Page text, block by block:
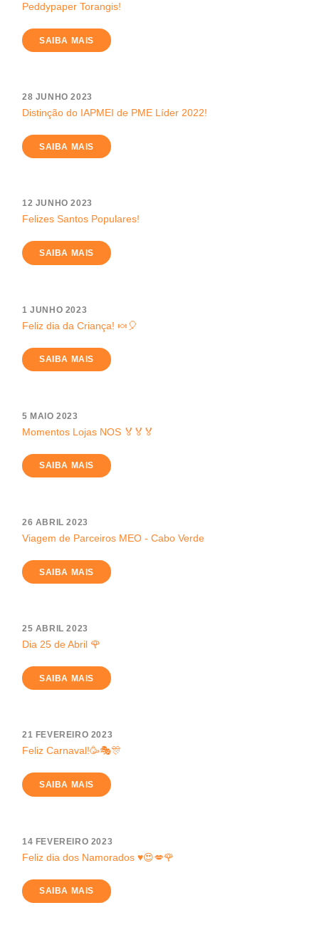
Peddypaper Torangis!
SAIBA MAIS
28 JUNHO 2023
Distinção do IAPMEI de PME Líder 2022!
SAIBA MAIS
12 JUNHO 2023
Felizes Santos Populares!
SAIBA MAIS
1 JUNHO 2023
Feliz dia da Criança! 🍬🎈
SAIBA MAIS
5 MAIO 2023
Momentos Lojas NOS 🏅🏅🏅
SAIBA MAIS
26 ABRIL 2023
Viagem de Parceiros MEO - Cabo Verde
SAIBA MAIS
25 ABRIL 2023
Dia 25 de Abril 🌹
SAIBA MAIS
21 FEVEREIRO 2023
Feliz Carnaval!🥳🎭🎊
SAIBA MAIS
14 FEVEREIRO 2023
Feliz dia dos Namorados ♥️😍💋🌹
SAIBA MAIS